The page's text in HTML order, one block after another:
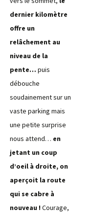
dernier kilomètre
offre un
relâchement au
niveau de la
pente… puis
débouche
soudainement sur un
vaste parking mais
une petite surprise
nous attend… en
jetant un coup
d’oeil à droite, on
aperçoit la route
qui se cabre à
nouveau ! Courage,